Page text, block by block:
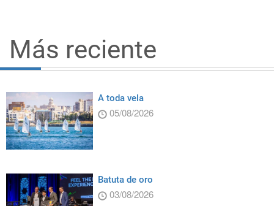
Más reciente
A toda vela
05/08/2026
Batuta de oro
03/08/2026